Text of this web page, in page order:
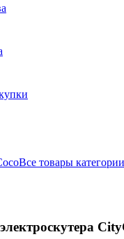
Все товары категории